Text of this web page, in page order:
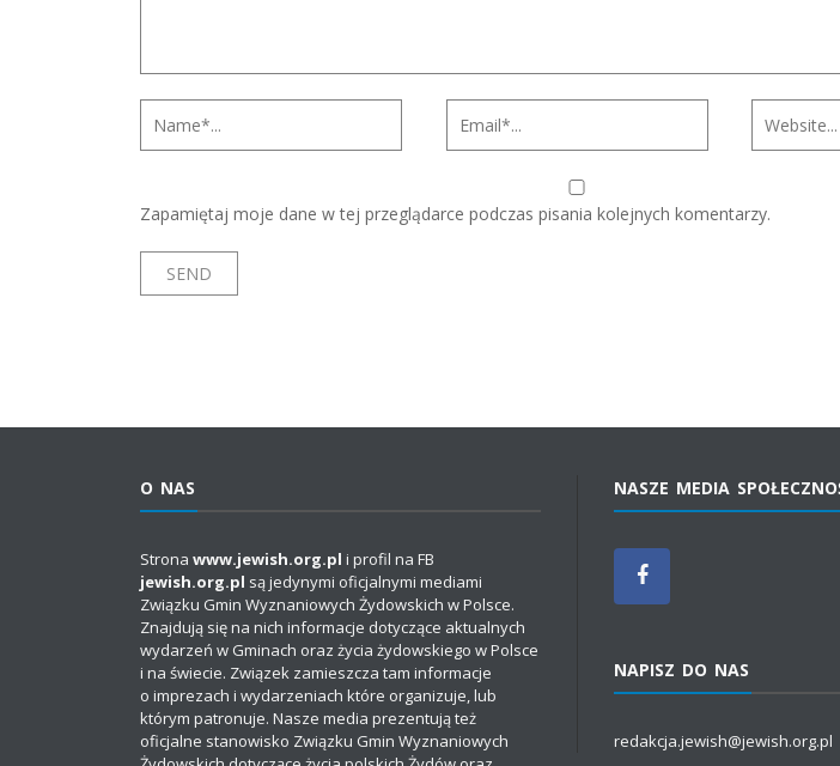
Zapamiętaj moje dane w tej przeglądarce podczas pisania kolejnych komentarzy.
O NAS
Strona www.jewish.org.pl i profil na FB
jewish.org.pl są jedynymi oficjalnymi mediami
Związku Gmin Wyznaniowych Żydowskich w Polsce.
Znajdują się na nich informacje dotyczące aktualnych
wydarzeń w Gminach oraz życia żydowskiego w Polsce
i na świecie. Związek zamieszcza tam informacje
o imprezach i wydarzeniach które organizuje, lub
którym patronuje. Nasze media prezentują też
oficjalne stanowisko Związku Gmin Wyznaniowych
NASZE MEDIA
NAPISZ DO NAS
redakcja.jewish@jewish.org.pl